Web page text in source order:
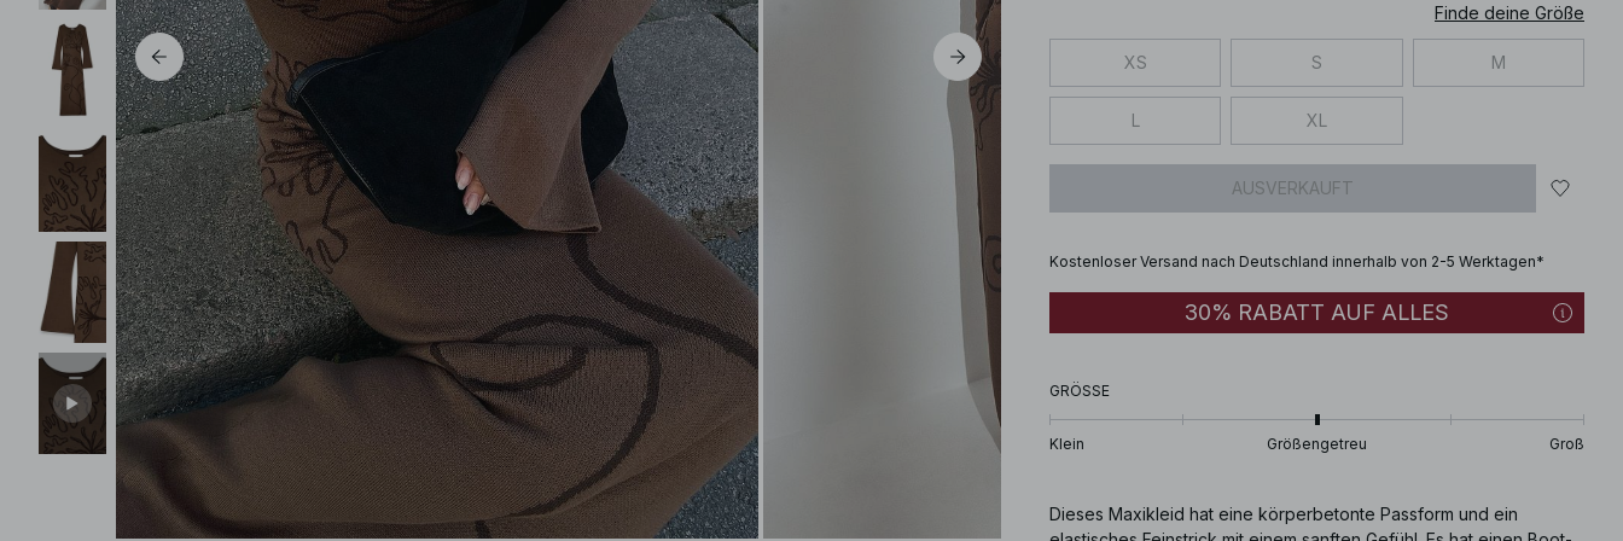
Finde deine Größe
XS S M
L XL
AUSVERKAUFT
Kostenloser Versand nach Deutschland innerhalb von 2-5 Werktagen*
30% RABATT AUF ALLES
GRÖSSE
Klein Größengetreu Groß
Dieses Maxikleid hat eine körperbetonte Passform und ein